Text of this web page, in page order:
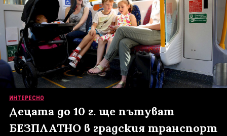
ИНТЕРЕСНО
Децата до 10 г. ще пътуват
БЕЗПЛАТНО в градския транспорт